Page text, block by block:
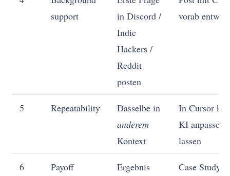
support
in Discord /
Indie
Hackers /
Reddit
posten
vorab
5 Repeatability
Dasselbe in
anderem
Kontext
In Cursor
KI anpassen
lassen
6 Payoff
Ergebnis
Case Study